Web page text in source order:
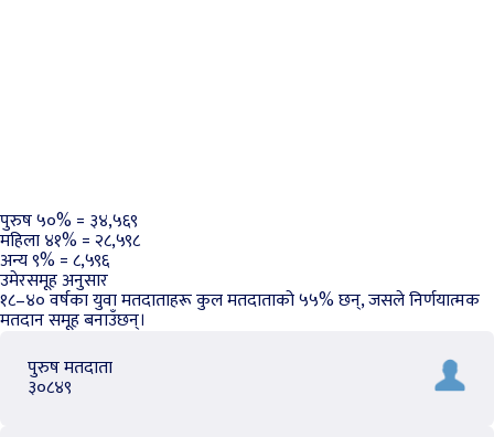
पुरुष५०% = ३४,५६९
महिला४१% = २८,५९८
अन्य९% =८,५९६
उमेरसमूह अनुसार
१८–४० वर्षका युवा मतदाताहरू कुल मतदाताको ५५% छन्, जसले निर्णयात्मक
मतदान समूह बनाउँछन्।
पुरुष मतदाता
३०८४९